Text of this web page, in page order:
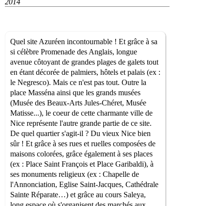
2014
Quel site Azuréen incontournable ! Et grâce à sa
si célèbre Promenade des Anglais, longue
avenue côtoyant de grandes plages de galets tout
en étant décorée de palmiers, hôtels et palais (ex :
le Negresco). Mais ce n'est pas tout. Outre la
place Masséna ainsi que les grands musées
(Musée des Beaux-Arts Jules-Chéret, Musée
Matisse...), le coeur de cette charmante ville de
Nice représente l'autre grande partie de ce site.
De quel quartier s'agit-il ? Du vieux Nice bien
sûr ! Et grâce à ses rues et ruelles composées de
maisons colorées, grâce également à ses places
(ex : Place Saint François et Place Garibaldi), à
ses monuments religieux (ex : Chapelle de
l'Annonciation, Eglise Saint-Jacques, Cathédrale
Sainte Réparate…) et grâce au cours Saleya,